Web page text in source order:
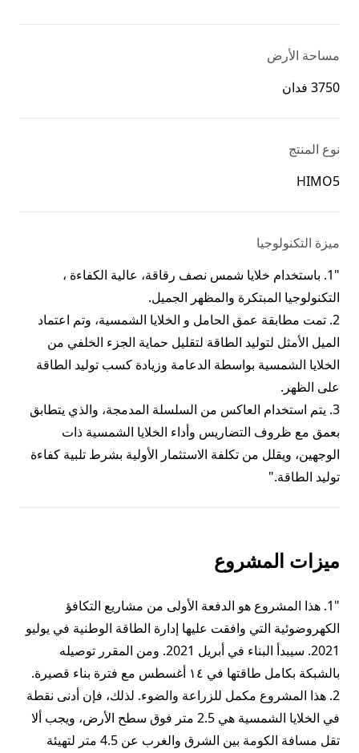
مساحة الأرض
3750 فدان
نوع المنتج
HIMO5
ميزة التكنولوجيا
"1. باستخدام خلايا شمس نصف رقاقة، عالية الكفاءة ،
2. تمت مطابقة عمق الحامل و الخلايا الشمسية، وتم اعتماد
الميل الأمثل لتوليد الطاقة لتقليل حماية الجزء الخلفي من
الخلايا الشمسية بواسطة الدعامة وزيادة كسب توليد الطاقة
3. يتم استخدام العاكس من السلسلة المدمجة، والذي يتطابق
بعمق مع ظروف التضاريس وأداء الخلايا الشمسية ذات
الوجهين، ويقلل من تكلفة الاستثمار الأولية بشرط تلبية كفاءة
توليد الطاقة."
ميزات المشروع
"1. هذا المشروع هو الدفعة الأولى من مشاريع التكافؤ
الكهروضوئية التي وافقت عليها إدارة الطاقة الوطنية في يوليو
2021. سيبدأ البناء في أبريل 2021. ومن المقرر توصيله
بالشبكة بكامل طاقتها في ١٤ أغسطس مع فترة بناء قصيرة.
2. هذا المشروع مكمل للزراعة والضوء. لذلك، فإن أدنى نقطة
في الخلايا الشمسية هي 2.5 متر فوق سطح الأرض، ويجب ألا
تقل مسافة الكومة بين الشرق والغرب عن 4.5 متر لتهيئة